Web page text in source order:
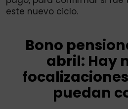
este nuevo ciclo.
Bono
abril: Hay
puedan